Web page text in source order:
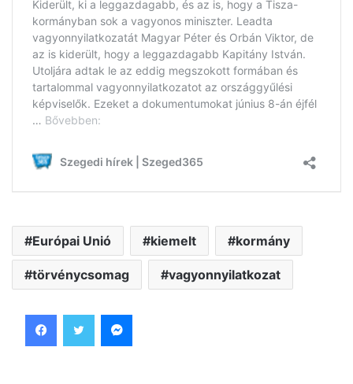
Európai Unió kiemelt kormány
törvénycsomag vagyonnyilatkozat